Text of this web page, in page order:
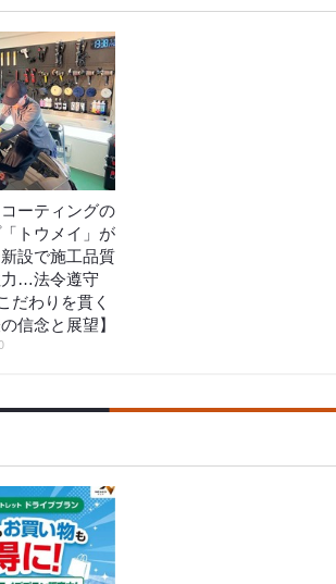
ーティングの
トウメイ」が
設で施工品質
…法令遵守
だわりを貫く
信念と展望】